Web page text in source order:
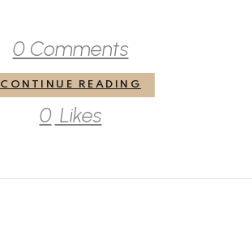
0 Comments
CONTINUE READING
0 Likes